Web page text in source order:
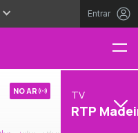
Entrar
NO AR TV
RTP